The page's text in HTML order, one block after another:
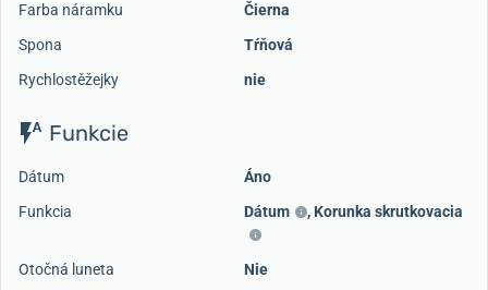
Farba náramku
Čierna
Spona
Tŕňová
Rychlostěžejky
nie
Funkcie
Dátum
Áno
Funkcia
Dátum , Korunka skrutkovacia
Otočná luneta
Nie